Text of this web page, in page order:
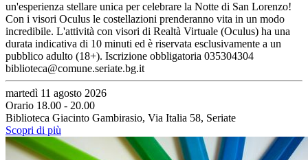
un'esperienza stellare unica per celebrare la Notte di San Lorenzo!
Con i visori Oculus le costellazioni prenderanno vita in un modo
incredibile. L'attività con visori di Realtà Virtuale (Oculus) ha una
durata indicativa di 10 minuti ed è riservata esclusivamente a un
pubblico adulto (18+). Iscrizione obbligatoria 035304304
biblioteca@comune.seriate.bg.it
martedì 11 agosto 2026
Orario 18.00 - 20.00
Biblioteca Giacinto Gambirasio, Via Italia 58, Seriate
Scopri di più